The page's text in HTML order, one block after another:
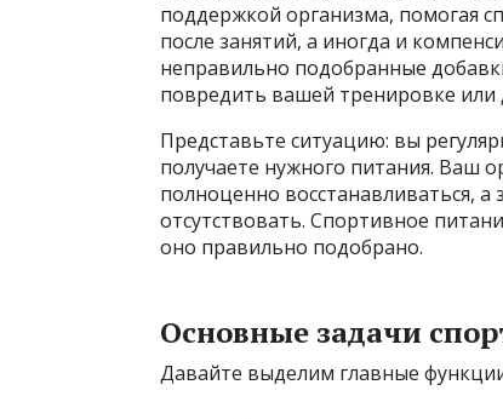
поддержкой организма, помогая
после занятий, а иногда и
неправильно подобранные
повредить вашей тренировке
Представьте ситуацию: вы
получаете нужного питания. Ваш
полноценно восстанавливаться,
отсутствовать. Спортивное
оно правильно подобрано.
Основные задачи
Давайте выделим главные